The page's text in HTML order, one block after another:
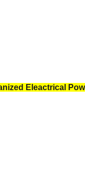
Eleactrical